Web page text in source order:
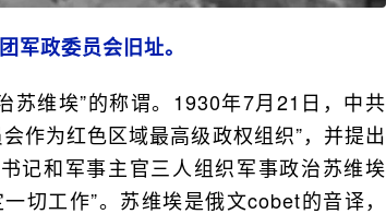
政委员会旧址。
苏维埃”的称谓。1930年7月21日，中共
作为红色区域最高级政权组织”，并提出
记和军事主官三人组织军事政治苏维埃
切工作”。苏维埃是俄文cobet的音译，